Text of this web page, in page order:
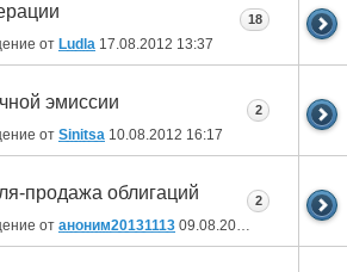
от Ludla 17.08.2012 13:37
18
эмиссии
от Sinitsa 10.08.2012 16:17
2
продажа облигаций
от аноним20131113 09.08.2012
2